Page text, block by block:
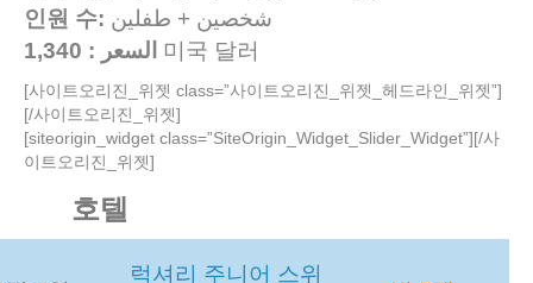
인원 수: شخصين + طفلين
السعر : 1,340
미국 달러
[사이트오리진_위젯 class=”사이트오리진_위젯_헤드라인_위젯”]
[/사이트오리진_위젯]
[siteorigin_widget class=”SiteOrigin_Widget_Slider_Widget”][/사
이트오리진_위젯]
호텔
럭셔리 주니어 스위